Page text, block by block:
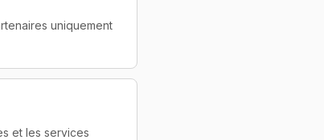
uniquement
et les services